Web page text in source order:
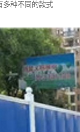
多种不同的款式